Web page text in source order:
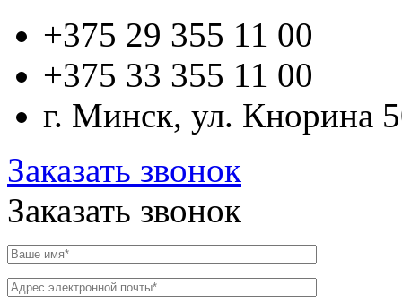
+375 29 355 11 00
+375 33 355 11 00
г. Минск, ул. Кнорина
Заказать звонок
Заказать звонок